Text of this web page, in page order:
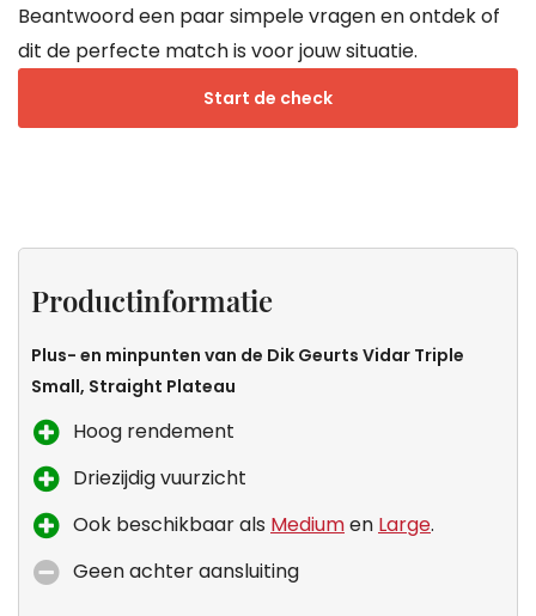
Beantwoord een paar simpele vragen en ontdek of
dit de perfecte match is voor jouw situatie.
Start de check
Productinformatie
Plus- en minpunten van de Dik Geurts Vidar Triple
Small, Straight Plateau
Hoog rendement
Driezijdig vuurzicht
Ook beschikbaar als Mediumen Large.
Geen achter aansluiting